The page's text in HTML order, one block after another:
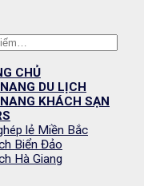
CHỦ
DU LỊCH
KHÁCH SẠN
lẻ Miền Bắc
Biển Đảo
Hà Giang